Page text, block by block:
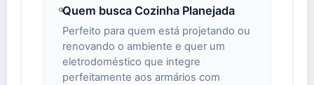
Quem busca Cozinha Planejada
Perfeito para quem está projetando ou
renovando o ambiente e quer um
eletrodoméstico que integre
perfeitamente aos armários com